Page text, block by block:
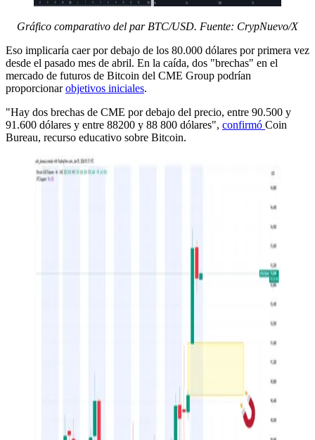
Gráfico comparativo del par BTC/USD. Fuente: CrypNuevo/X
Eso implicaría caer por debajo de los 80.000 dólares por primera vez
desde el pasado mes de abril. En la caída, dos "brechas" en el
mercado de futuros de Bitcoin del CME Group podrían
proporcionarobjetivos iniciales.
"Hay dos brechas de CME por debajo del precio, entre 90.500 y
91.600 dólares y entre 88200 y 88 800 dólares", confirmó Coin
Bureau, recurso educativo sobre Bitcoin.